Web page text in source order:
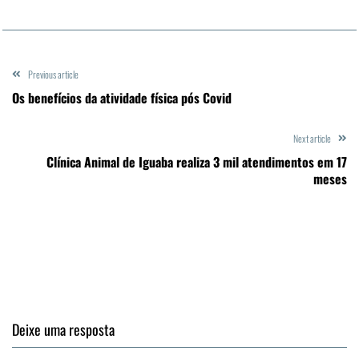
Previous article
Os benefícios da atividade física pós Covid
Next article
Clínica Animal de Iguaba realiza 3 mil atendimentos em 17
meses
Deixe uma resposta